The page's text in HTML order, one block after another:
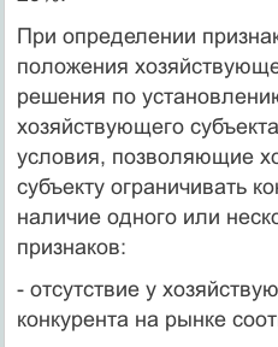
При определении
положения
решения по
хозяйствующего
условия, позволяющие
субъекту ограничивать
наличие одного или
признаков:
- отсутствие у
конкурента на рынке